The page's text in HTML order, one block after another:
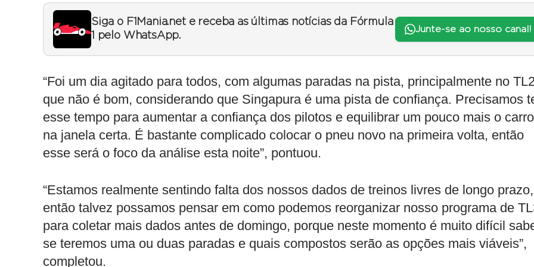
Siga o F1Mania.net e receba as últimas notícias da Fórmula
1 pelo WhatsApp.
Junte-se ao nosso canal!
“Foi um dia agitado para todos, com algumas paradas na pista, principalmente no
que não é bom, considerando que Singapura é uma pista de confiança. Precisamos
esse tempo para aumentar a confiança dos pilotos e equilibrar um pouco mais o carro
na janela certa. É bastante complicado colocar o pneu novo na primeira volta, então
esse será o foco da análise esta noite”, pontuou.
“Estamos realmente sentindo falta dos nossos dados de treinos livres de longo prazo,
então talvez possamos pensar em como podemos reorganizar nosso programa de
para coletar mais dados antes de domingo, porque neste momento é muito difícil
se teremos uma ou duas paradas e quais compostos serão as opções mais viáveis”,
completou.